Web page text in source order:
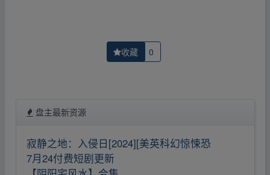
收藏 0
盘主最新资源
寂静之地：入侵日[2024][美英科幻惊悚恐
7月24付费短剧更新